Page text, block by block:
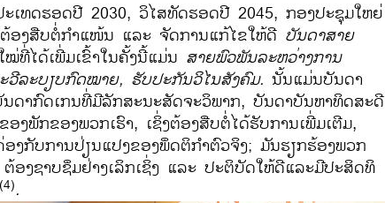
ເທດ​ຮອດ​ປີ 2030, ວິ​ໄສ​ທັດ​ຮອດ​ປີ 2045, ກອງ​ປະຊຸມ​ໃຫຍ່​
ອງ​ສືບ​ຕໍ່​ກຳ​ແໜ້ນ ​ແລະ ຈັດການ​​ແກ້​ໄຂ​ໃຫ້​ດີ ບັນດາ​ສາຍ​
ທີ່​ໄດ້​ເພີ່ມ​ເຂົ້າ​ໃນ​ຄັ້ງ​ນີ້​ແມ່ນ ສາຍ​ພົວພັນ​ລະຫວ່າງ​ການ​
ລະບຽບ​ກົດໝາຍ, ຮັບປະກັນ​ວິ​ໄນ​ສັງຄົມ. ນັ້ນ​ແມ່ນ​ບັນດາ​
ດາກົດ​ເກນທີ່​ມີ​ລັກສະນະ​ສັດຈະ​ວິພາກ, ບັນດາ​ບັນຫາ​ທິດ​ສະ​ດີ​
ງ​ພັກ​ຂອງ​ພວກ​ເຮົາ, ​ເຊິ່ງຕ້ອງ​ສືບ​ຕໍ່​ໄດ້​ຮັບ​ການ​ເພີ່ມ​ເຕີມ,
ກັບການ​ປ່ຽນ​ແປງ​ຂອງພຶດຕິ​ກຳ​ຕົວ​ຈິງ; ມັນ​ຮຽກຮ້ອງ​ພວກ​
ອງ​ຊາບ​ຊຶມ​ຢ່າງ​ເລິກ​ເຊິ່ງ ​ແລະ ປະຕິບັດ​ໃຫ້​ດີ​ແລະ​ມີ​ປະສິດທິ​
(4).